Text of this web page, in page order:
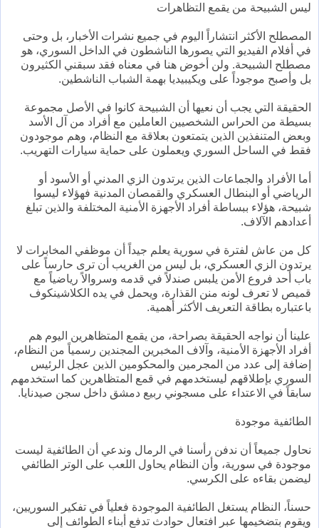
ليس الشبيحة من يقمع التظاهرات
المصطلح الأكثر انتشاراً اليوم في جميع نشرات الأخبار، بل وحتى
في أفلام الفيديو التي يصورها الناشطون في الداخل السوري، هو
مصطلح الشبيحة. ولن أخوض هنا في معناه فقد سبقني الكثيرون
بل وأصبح موجوداً على ويكيبيديا بهمة الشباب الناشطين.
الحقيقة التي يجب أن نعيها أن الشبيحة كانوا في الأصل مجموعة
بسيطة من الحراس الشخصيين العاملين مع أفراد من آل الأسد
وبعض المتنفذين الذين يتمتعون بعلاقة مع النظام، وهم موجودون
فقط في الساحل السوري ويعملون على حماية سيارات التهريب.
أما الأفراد والجماعات الذين يرتدون الزي المدني أو الأسود أو
الرياضي أو البنطال العسكري والقمصان المدنية فهؤلاء ليسوا
شبيحة، هؤلاء ببساطة أفراد الأجهزة الأمنية المختلفة والذين تبلغ
أعدادهم الآلاف.
كل من عاش لفترة في سورية يعلم جيداً أن موظفي المخابرات لا
يرتدون الزي العسكري، بل ليس من الغريب أن ترى حارساً على
باب أحد فروع الأمن يلبس صندلاً في قدمه وسروالاً رياضياً مع
قميص لا تعرف لونه منن القذارة، ويحمل في يده الكلاشينكوف
باعتباره بطاقة التعريف الأكثر أهمية.
علينا أن نواجه الحقيقة بصراحة، من يقمع المتظاهرين اليوم هم
أفراد الأجهزة الأمنية، وآلاف المخبرين المجندين رسمياً من النظام،
إضافة إلى عدد من المجرمين والمحكومين الذين عجل الرئيس
السوري بإطلاقهم ليستخدمهم في قمع المتظاهرين كما استخدمهم
سابقاً في الاعتداء على مسجوني ربيع دمشق داخل سجن صيدنايا.
الطائفية موجودة
نحاول جميعاً أن ندفن رأسنا في الرمال وندعي أن الطائفية ليست
موجودة في سورية، وأن النظام يحاول اللعب على الوتر الطائفي
ليضمن بقاءه على الكرسي.
حسناً، النظام يستغل الطائفية الموجودة فعلياً في تفكير السوريين،
ويقوم بتضخيمها عبر افتعال حوادث تدفع أبناء الطوائف إلى